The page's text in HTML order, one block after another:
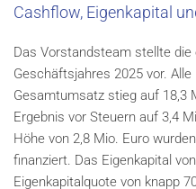
Cashflow, Eigenkapital
Das Vorstandsteam stellte
Geschäftsjahres 2025 vor.
Gesamtumsatz stieg auf 18,3
Ergebnis vor Steuern auf 3,4
Höhe von 2,8 Mio. Euro
finanziert. Das Eigenkapital
Eigenkapitalquote von knapp